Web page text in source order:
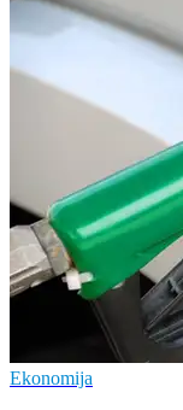
Ekonomija